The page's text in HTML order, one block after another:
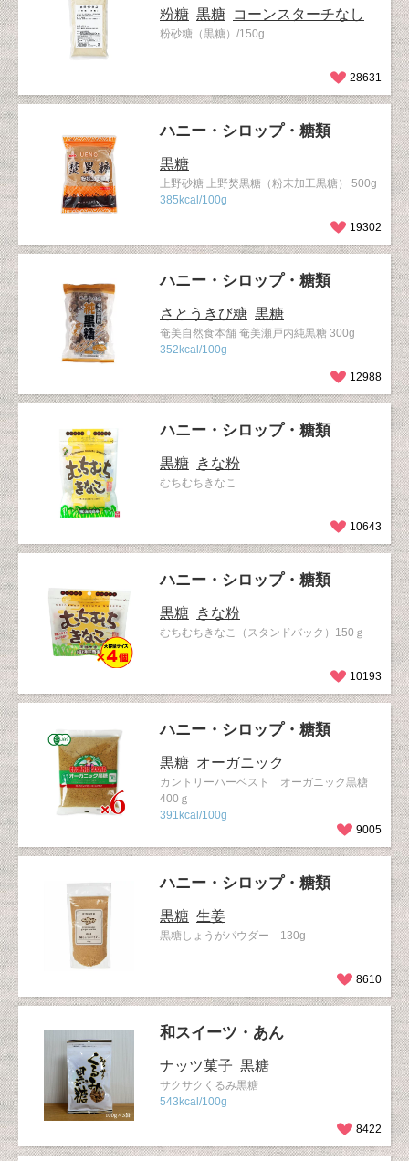
粉糖 黒糖 コーンスターチなし
粉砂糖（黒糖）/150g
28631
ハニー・シロップ・糖類
黒糖
上野砂糖 上野焚黒糖（粉末加工黒糖） 500g
385kcal/100g
19302
ハニー・シロップ・糖類
さとうきび糖 黒糖
奄美自然食本舗 奄美瀬戸内純黒糖 300g
352kcal/100g
12988
ハニー・シロップ・糖類
黒糖 きな粉
むちむちきなこ
10643
ハニー・シロップ・糖類
黒糖 きな粉
むちむちきなこ（スタンドバック）150ｇ
10193
ハニー・シロップ・糖類
黒糖 オーガニック
カントリーハーベスト オーガニック黒糖
400ｇ
391kcal/100g
9005
ハニー・シロップ・糖類
黒糖 生姜
黒糖しょうがパウダー 130g
8610
和スイーツ・あん
ナッツ菓子 黒糖
サクサクくるみ黒糖
543kcal/100g
8422